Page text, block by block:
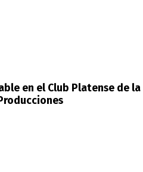
en el Club Platense de la